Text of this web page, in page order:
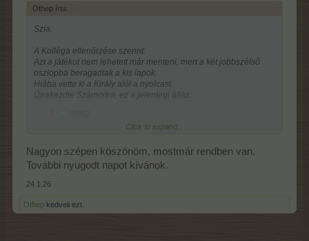
Othep írta: ↑
Szia.
A Kolléga ellenőrzése szerint:
Azt a játékot nem lehetett már menteni, mert a két jobbszélső
oszlopba beragadtak a kis lapok.
Hiába vette ki a Király alól a nyolcast.
Újrakezdte Számodra, ez a jelenlegi állás:
Ha elakadnál ismét, gyere nyugodtan.
Click to expand...
Nagyon szépen köszönöm, mostmár rendben van.
További nyugodt napot kívánok.
24.1.26
Othep kedveli ezt.